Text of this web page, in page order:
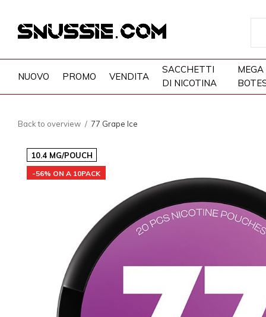
NUOVO PROMO VENDITA
SACCHETTI
DI NICOTINA
MEGA
Back to overview 77 Grape Ice
10.4 MG/POUCH
-56% ON A 10PACK